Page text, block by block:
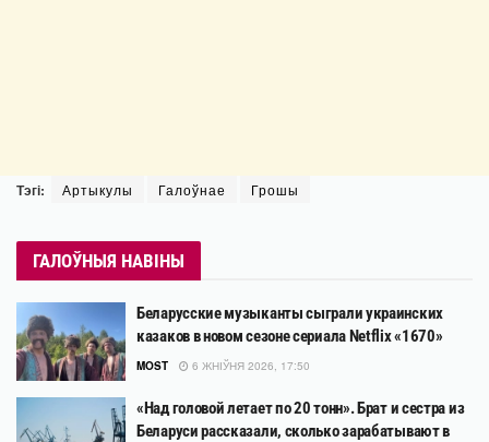
Тэгі: Артыкулы Галоўнае Грошы
ГАЛОЎНЫЯ НАВІНЫ
Беларусские музыканты сыграли украинских
казаков в новом сезоне сериала Netflix «1670»
MOST 6 ЖНІЎНЯ 2026, 17:50
«Над головой летает по 20 тонн». Брат и сестра из
Беларуси рассказали, сколько зарабатывают в